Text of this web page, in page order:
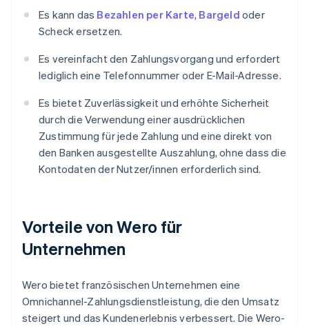
Es kann das Bezahlen per Karte, Bargeld oder
Scheck ersetzen.
Es vereinfacht den Zahlungsvorgang und erfordert
lediglich eine Telefonnummer oder E-Mail-Adresse.
Es bietet Zuverlässigkeit und erhöhte Sicherheit
durch die Verwendung einer ausdrücklichen
Zustimmung für jede Zahlung und eine direkt von
den Banken ausgestellte Auszahlung, ohne dass die
Kontodaten der Nutzer/innen erforderlich sind.
Vorteile von Wero für
Unternehmen
Wero bietet französischen Unternehmen eine
Omnichannel-Zahlungsdienstleistung, die den Umsatz
steigert und das Kundenerlebnis verbessert. Die Wero-